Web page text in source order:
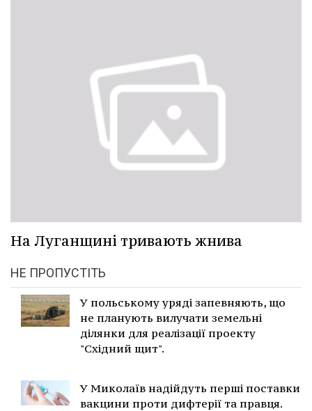
На Луганщині тривають жнива
НЕ ПРОПУСТІТЬ
У польському уряді запевняють, що
не планують вилучати земельні
ділянки для реалізації проекту
"Східний щит".
У Миколаїв надійдуть перші поставки
вакцини проти дифтерії та правця.